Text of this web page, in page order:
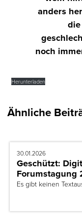
anders
noch
Herunterladen
Ähnliche
30.01.2026
Geschützt:
Forumstagung
Es gibt keinen